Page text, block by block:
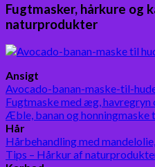
Fugtmasker, hårkure og
naturprodukter
Ansigt
Avocado-banan-maske-til-
Fugtmaske med æg,
Æble, banan og honningmaske
Hår
Hårbehandling med
Tips – Hårkur af